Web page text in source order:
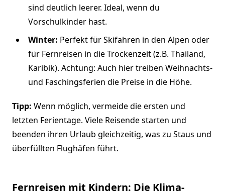
sind deutlich leerer. Ideal, wenn du
Vorschulkinder hast.
Winter: Perfekt für Skifahren in den Alpen oder
für Fernreisen in die Trockenzeit (z.B. Thailand,
Karibik). Achtung: Auch hier treiben Weihnachts-
und Faschingsferien die Preise in die Höhe.
Tipp: Wenn möglich, vermeide die ersten und
letzten Ferientage. Viele Reisende starten und
beenden ihren Urlaub gleichzeitig, was zu Staus und
überfüllten Flughäfen führt.
Fernreisen mit Kindern: Die Klima-